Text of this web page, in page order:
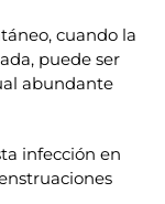
cuando la
puede ser
abundante
infección en